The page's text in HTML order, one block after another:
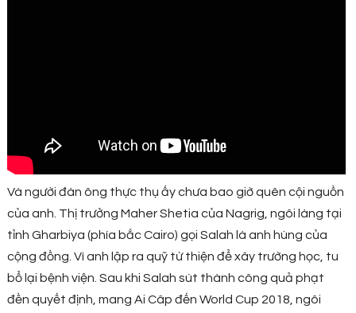
Và người đàn ông thực thụ ấy chưa bao giờ quên cội nguồn
của anh. Thị trưởng Maher Shetia của Nagrig, ngôi làng tại
tỉnh Gharbiya (phía bắc Cairo) gọi Salah là anh hùng của
cộng đồng. Vì anh lập ra quỹ từ thiện để xây trường học, tu
bổ lại bệnh viện. Sau khi Salah sút thành công quả phạt
đền quyết định, mang Ai Câp đến World Cup 2018, ngôi